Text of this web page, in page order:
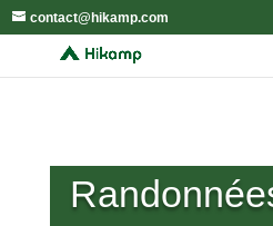
contact@hikamp.com